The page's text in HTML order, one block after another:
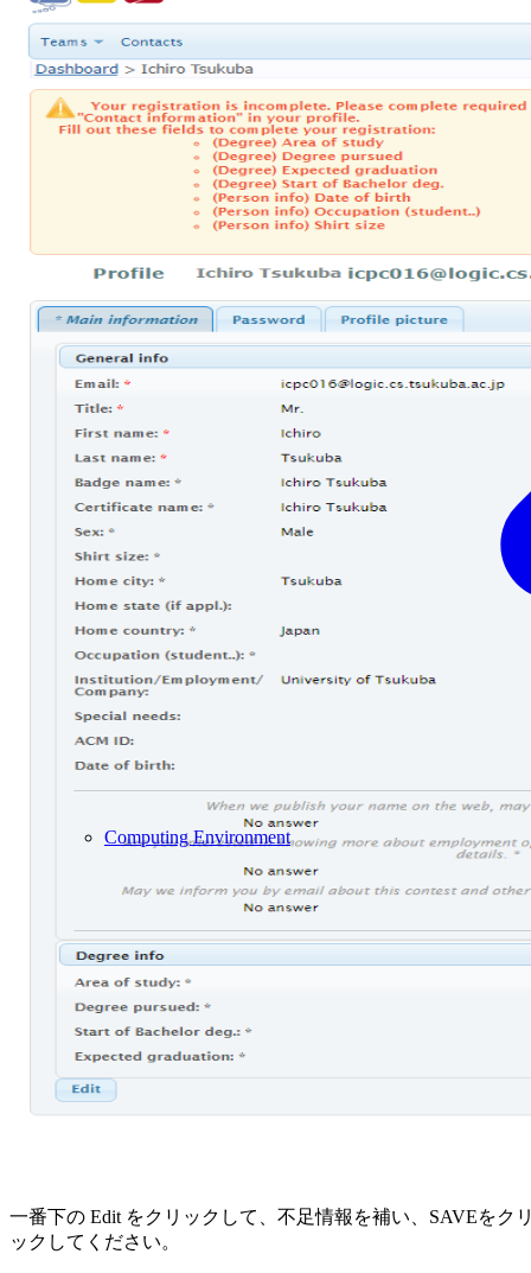
Computing Environment
一番下の Edit をクリックして、不足情報を補い、SAVEをク
ックしてください。